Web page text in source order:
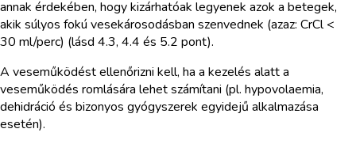
annak érdekében, hogy kizárhatóak legyenek azok a betegek,
akik súlyos fokú vesekárosodásban szenvednek (azaz: CrCl <
30 ml/perc) (lásd 4.3, 4.4 és 5.2 pont).
A veseműködést ellenőrizni kell, ha a kezelés alatt a
veseműködés romlására lehet számítani (pl. hypovolaemia,
dehidráció és bizonyos gyógyszerek egyidejű alkalmazása
esetén).